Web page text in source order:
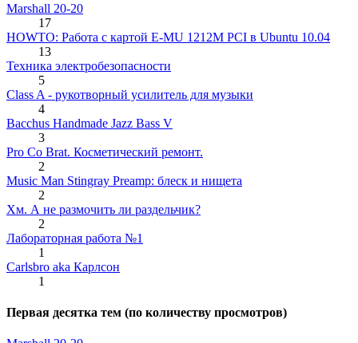
Marshall 20-20
17
HOWTO: Работа с картой E-MU 1212M PCI в Ubuntu 10.04
13
Техника электробезопасности
5
Class A - рукотворный усилитель для музыки
4
Bacchus Handmade Jazz Bass V
3
Pro Co Brat. Косметический ремонт.
2
Music Man Stingray Preamp: блеск и нищета
2
Хм. А не размочить ли раздельчик?
2
Лабораторная работа №1
1
Carlsbro aka Карлсон
1
Первая десятка тем (по количеству просмотров)